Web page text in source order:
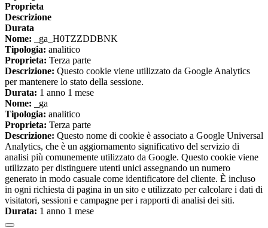
Proprieta
Descrizione
Durata
Nome: _ga_H0TZZDDBNK
Tipologia: analitico
Proprieta: Terza parte
Descrizione: Questo cookie viene utilizzato da Google Analytics
per mantenere lo stato della sessione.
Durata: 1 anno 1 mese
Nome: _ga
Tipologia: analitico
Proprieta: Terza parte
Descrizione: Questo nome di cookie è associato a Google Universal
Analytics, che è un aggiornamento significativo del servizio di
analisi più comunemente utilizzato da Google. Questo cookie viene
utilizzato per distinguere utenti unici assegnando un numero
generato in modo casuale come identificatore del cliente. È incluso
in ogni richiesta di pagina in un sito e utilizzato per calcolare i dati di
visitatori, sessioni e campagne per i rapporti di analisi dei siti.
Durata: 1 anno 1 mese